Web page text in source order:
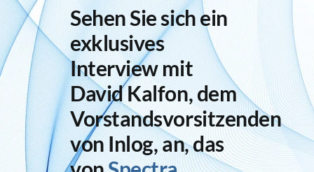
Sehen Sie sich ein
exklusives
Interview mit
David Kalfon, dem
Vorstandsvorsitzenden
von Inlog, an, das